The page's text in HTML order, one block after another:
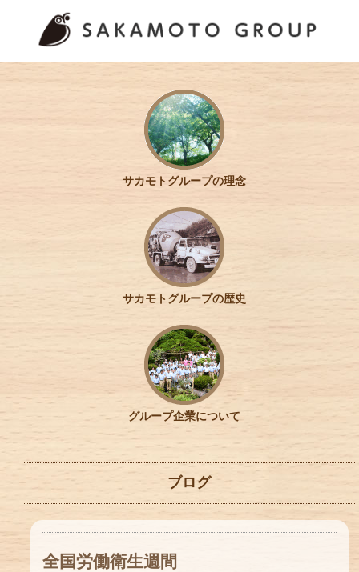
サカモトグループの理念
サカモトグループの歴史
グループ企業について
ブログ
全国労働衛生週間